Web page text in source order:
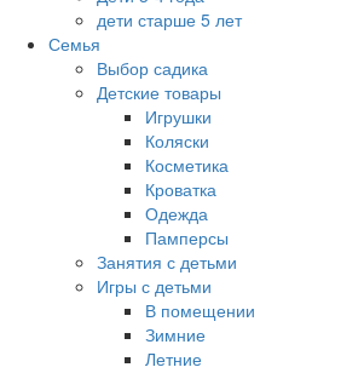
дети старше 5 лет
Семья
Выбор садика
Детские товары
Игрушки
Коляски
Косметика
Кроватка
Одежда
Памперсы
Занятия с детьми
Игры с детьми
В помещении
Зимние
Летние